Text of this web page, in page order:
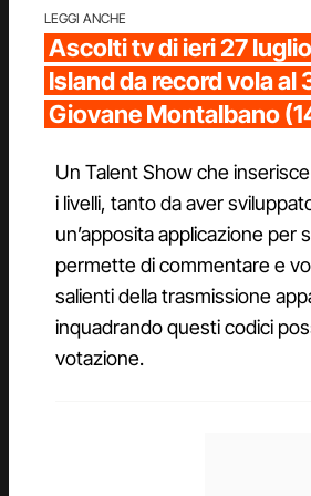
LEGGI ANCHE
Ascolti tv di ieri 27
Island da record vola al
Giovane Montalbano
Un Talent Show che
i livelli, tanto da aver
un’apposita applicazione per
permette di commentare e
salienti della trasmissione
inquadrando questi codici
votazione.